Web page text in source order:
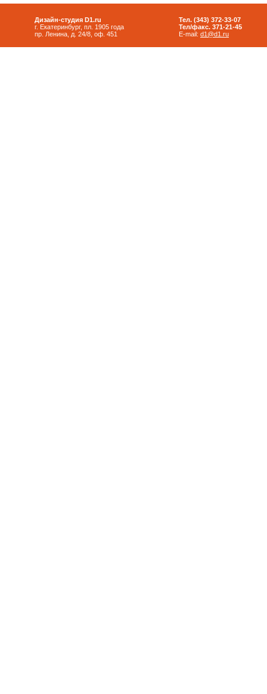
Дизайн-студия D1.ru
г. Екатеринбург, пл. 1905 года
пр. Ленина, д. 24/8, оф. 451
Тел. (343) 372-33-07
Тел/факс. 371-21-45
E-mail: d1@d1.ru